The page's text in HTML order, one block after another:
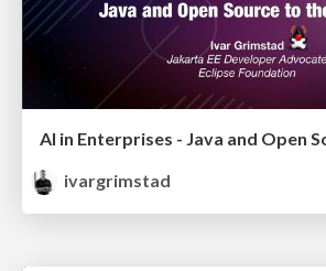
ivargrimstad